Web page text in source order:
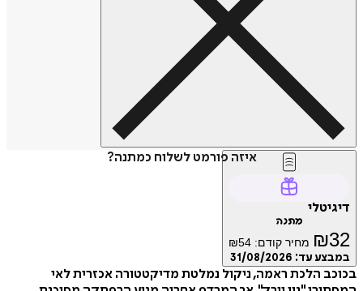
איזה פורמט לשלוח כמתנה?
₪ מחיר קודם: ₪54
עד:31/08/2026
הלכת ראמה, ניקול נמלטת מדיקטטורה אכזרית לאי